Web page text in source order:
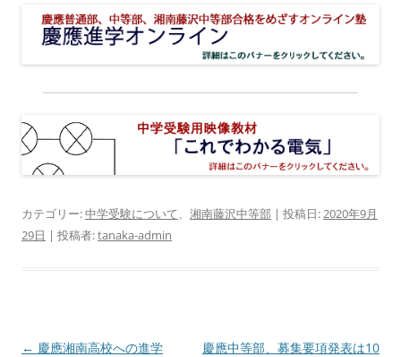
カテゴリー:中学受験について、 湘南藤沢中等部 | 投稿日:2020年9月
29日 | 投稿者:tanaka-admin
投
← 慶應湘南高校への進学
慶應中等部、募集要項発表は10